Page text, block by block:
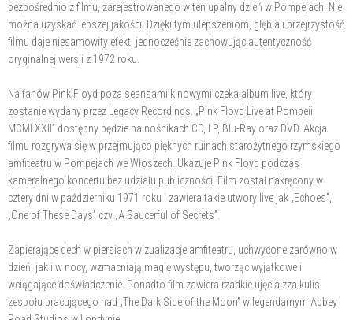
bezpośrednio z filmu, zarejestrowanego w ten upalny dzień w Pompejach. Nie
można uzyskać lepszej jakości! Dzięki tym ulepszeniom, głębia i przejrzystość
filmu daje niesamowity efekt, jednocześnie zachowując autentyczność
oryginalnej wersji z 1972 roku.
Na fanów Pink Floyd poza seansami kinowymi czeka album live, który
zostanie wydany przez Legacy Recordings. „Pink Floyd Live at Pompeii
MCMLXXII” dostępny będzie na nośnikach CD, LP, Blu-Ray oraz DVD. Akcja
filmu rozgrywa się w przejmująco pięknych ruinach starożytnego rzymskiego
amfiteatru w Pompejach we Włoszech. Ukazuje Pink Floyd podczas
kameralnego koncertu bez udziału publiczności. Film został nakręcony w
cztery dni w październiku 1971 roku i zawiera takie utwory live jak „Echoes”,
„One of These Days” czy „A Saucerful of Secrets”.
Zapierające dech w piersiach wizualizacje amfiteatru, uchwycone zarówno w
dzień, jak i w nocy, wzmacniają magię występu, tworząc wyjątkowe i
wciągające doświadczenie. Ponadto film zawiera rzadkie ujęcia zza kulis
zespołu pracującego nad „The Dark Side of the Moon” w legendarnym Abbey